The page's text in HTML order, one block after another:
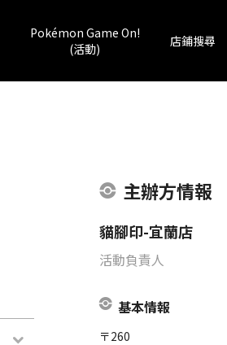
Pokémon Game On!
(活動)
店鋪搜尋
主辦方情報
貓腳印-宜蘭店
活動負責人
基本情報
〒260